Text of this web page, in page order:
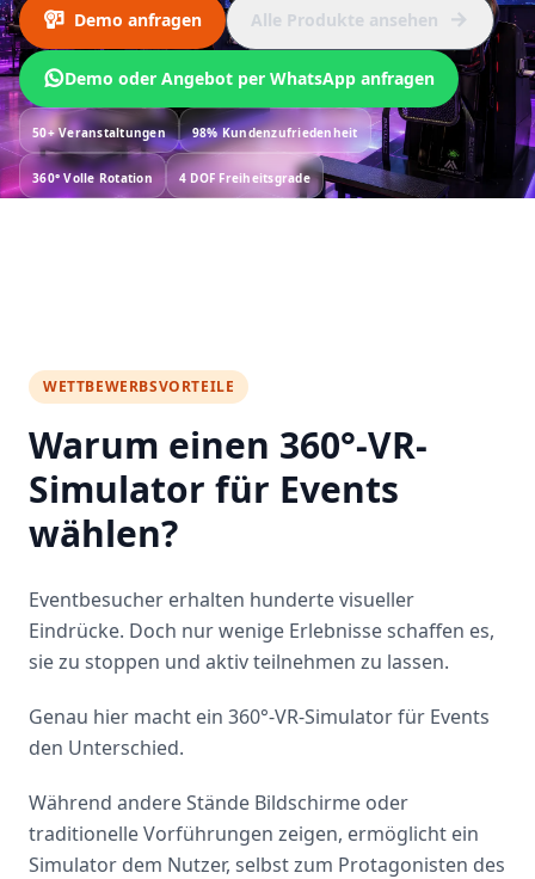
Demo anfragen Alle Produkte ansehen
Demo oder Angebot per WhatsApp anfragen
50+Veranstaltungen 98%Kundenzufriedenheit
360°Volle Rotation 4 DOF Freiheitsgrade
WETTBEWERBSVORTEILE
Warum einen 360°-VR-
Simulator für Events
wählen?
Eventbesucher erhalten hunderte visueller
Eindrücke. Doch nur wenige Erlebnisse schaffen es,
sie zu stoppen und aktiv teilnehmen zu lassen.
Genau hier macht ein 360°-VR-Simulator für Events
den Unterschied.
Während andere Stände Bildschirme oder
traditionelle Vorführungen zeigen, ermöglicht ein
Simulator dem Nutzer, selbst zum Protagonisten des